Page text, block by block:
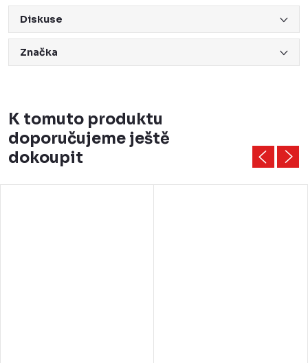
Diskuse
Značka
K tomuto produktu
doporučujeme ještě
dokoupit